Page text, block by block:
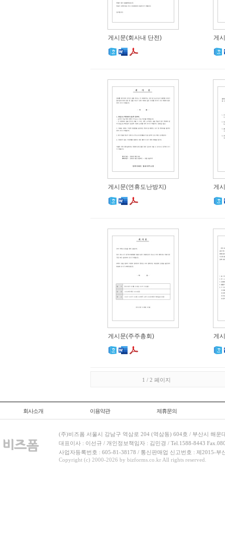
게시문(회사내 단전) 게
게시문(연휴도난방지) 게
게시문(주주총회) 게
1 / 2 페이지
회사소개 이용약관 제휴문의
(주)비즈폼 서울시 강남구 역삼로 204 (역삼동) 604호 / 부산시 해운
대표이사 : 이선규 / 개인정보책임자 : 김민경 / Tel.1588-8443
사업자등록번호 : 605-81-38178 / 통신판매업 신고번호 : 제2015-부
Copyright (c) 2000-2026 by bizforms.co.kr All rights reserved.